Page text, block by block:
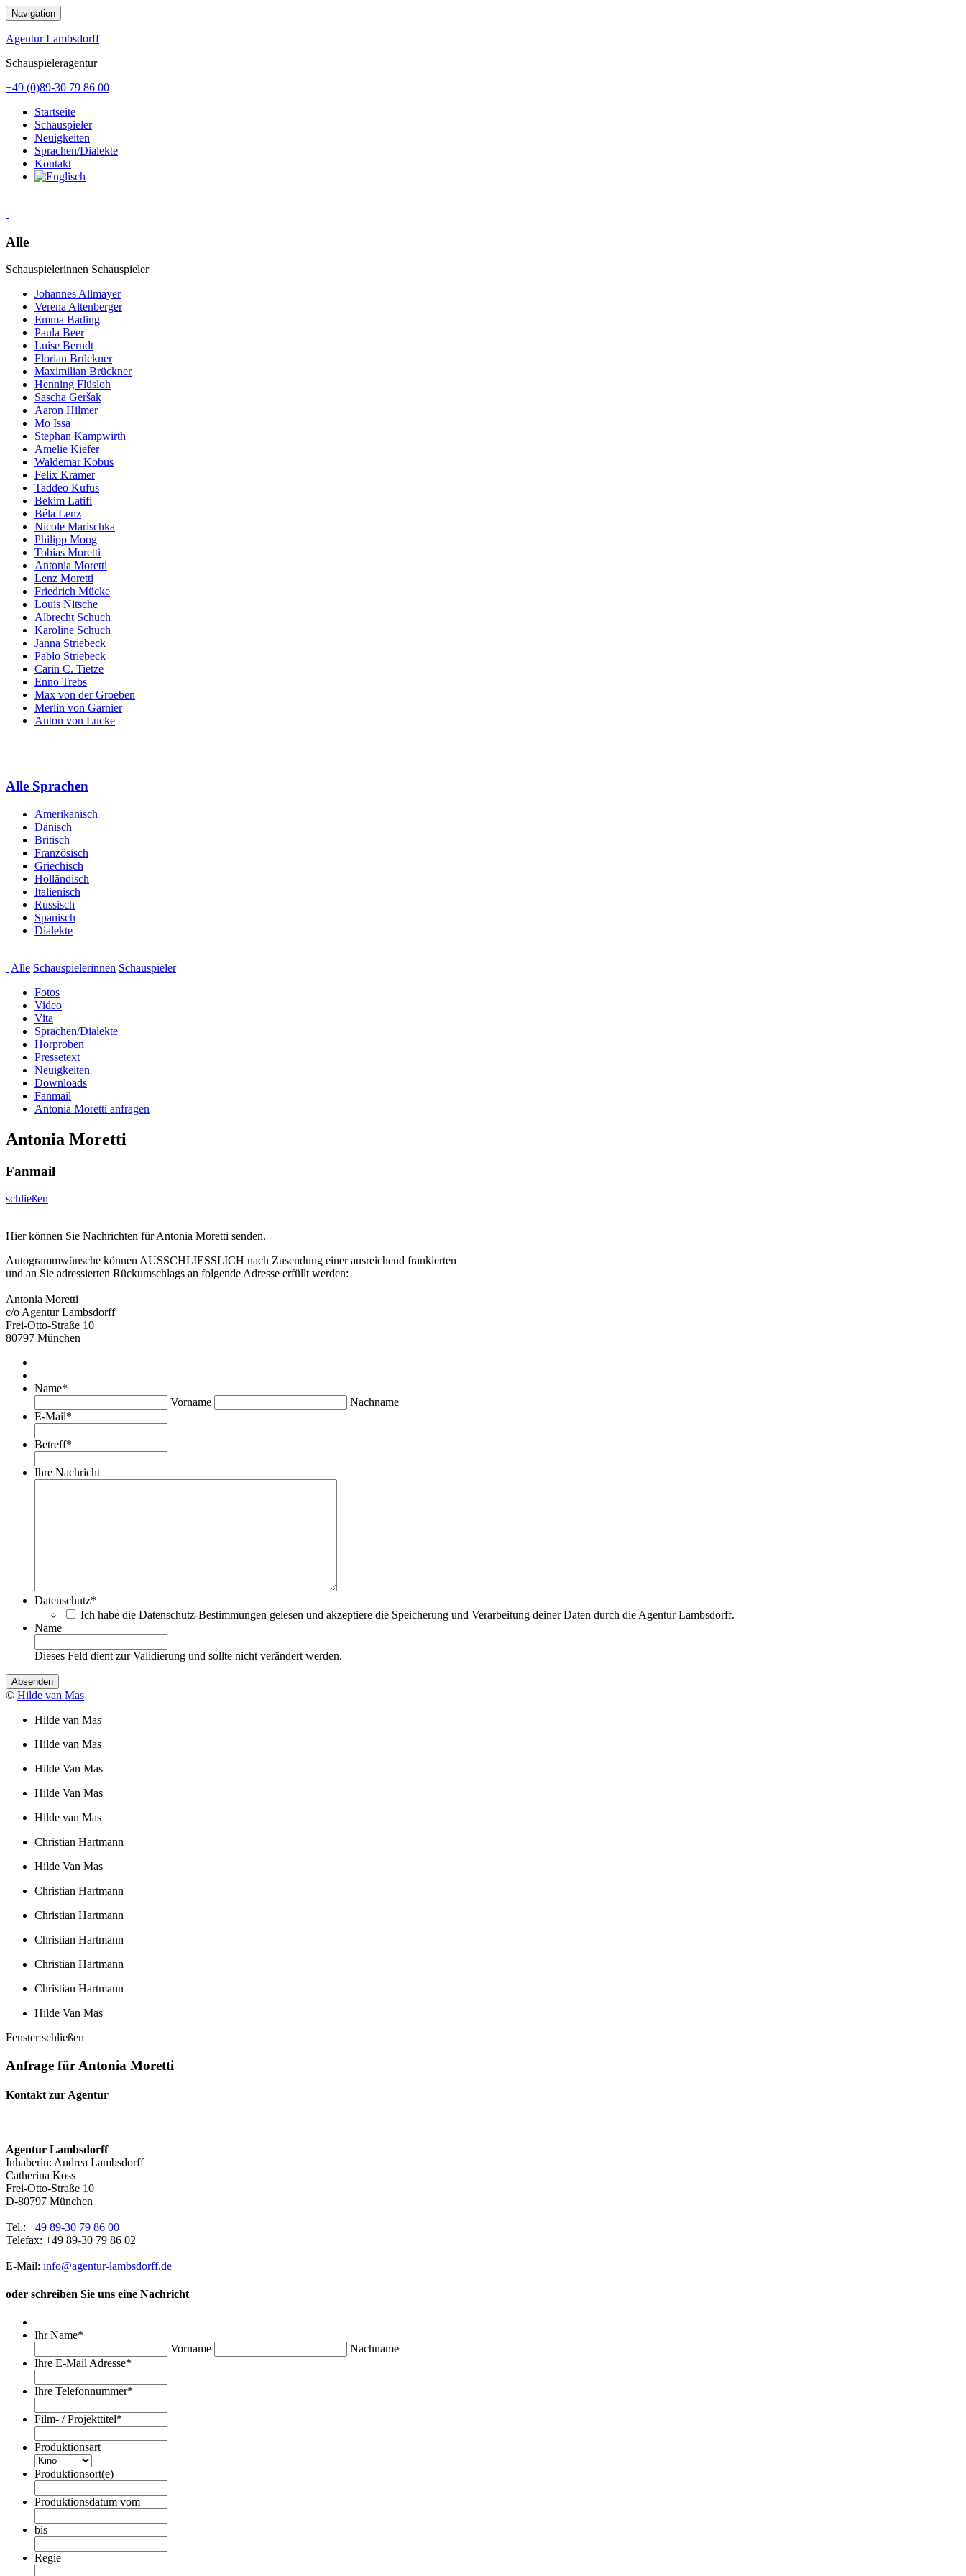
Zum
Inhalt
springen
Navigation
Agentur Lambsdorff
Schauspieleragentur
+49 (0)89-30 79 86 00
Startseite
Schauspieler
Neuigkeiten
Sprachen/Dialekte
Kontakt
Alle
Schauspielerinnen Schauspieler
Johannes Allmayer
Verena Altenberger
Emma Bading
Paula Beer
Luise Berndt
Florian Brückner
Maximilian Brückner
Henning Flüsloh
Sascha Geršak
Aaron Hilmer
Mo Issa
Stephan Kampwirth
Amelie Kiefer
Waldemar Kobus
Felix Kramer
Taddeo Kufus
Bekim Latifi
Béla Lenz
Nicole Marischka
Philipp Moog
Tobias Moretti
Antonia Moretti
Lenz Moretti
Friedrich Mücke
Louis Nitsche
Albrecht Schuch
Karoline Schuch
Janna Striebeck
Pablo Striebeck
Carin C. Tietze
Enno Trebs
Max von der Groeben
Merlin von Garnier
Anton von Lucke
Alle Sprachen
Amerikanisch
Dänisch
Britisch
Französisch
Griechisch
Holländisch
Italienisch
Russisch
Spanisch
Dialekte
Alle Schauspielerinnen Schauspieler
Fotos
Video
Vita
Sprachen/Dialekte
Hörproben
Pressetext
Neuigkeiten
Downloads
Fanmail
Antonia Moretti anfragen
Antonia Moretti
Fanmail
schließen
Hier können Sie Nachrichten für Antonia Moretti senden.
Autogrammwünsche können AUSSCHLIESSLICH nach Zusendung einer ausreichend frankierten
und an Sie adressierten Rückumschlags an folgende Adresse erfüllt werden:
Antonia Moretti
c/o Agentur Lambsdorff
Frei-Otto-Straße 10
80797 München
Name*
Vorname
Nachname
E-Mail*
Betreff*
Ihre Nachricht
Datenschutz*
Ich habe die Datenschutz-Bestimmungen gelesen und akzeptiere die Speicherung und Verarbeitung deiner Daten durch die Agentur Lambsdorff.
Name
Dieses Feld dient zur Validierung und sollte nicht verändert werden.
© Hilde van Mas
Hilde van Mas
Hilde van Mas
Hilde Van Mas
Hilde Van Mas
Hilde van Mas
Christian Hartmann
Hilde Van Mas
Christian Hartmann
Christian Hartmann
Christian Hartmann
Christian Hartmann
Christian Hartmann
Hilde Van Mas
Fenster schließen
Anfrage für Antonia Moretti
Kontakt zur Agentur
Agentur Lambsdorff
Inhaberin: Andrea Lambsdorff
Catherina Koss
Frei-Otto-Straße 10
D-80797 München
Tel.: +49 89-30 79 86 00
Telefax: +49 89-30 79 86 02
E-Mail: info@agentur-lambsdorff.de
oder schreiben Sie uns eine Nachricht
Ihr Name*
Vorname
Nachname
Ihre E-Mail Adresse*
Ihre Telefonnummer*
Film- / Projekttitel*
Produktionsart
Produktionsort(e)
Produktionsdatum vom
Punkt
MM
Punkt
JJJJ
bis
Punkt
MM
Regie